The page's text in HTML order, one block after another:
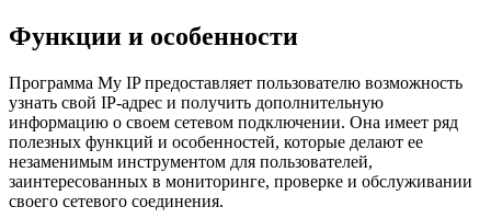
Функции и особенности
Программа My IP предоставляет пользователю возможность
узнать свой IP-адрес и получить дополнительную
информацию о своем сетевом подключении. Она имеет ряд
полезных функций и особенностей, которые делают ее
незаменимым инструментом для пользователей,
заинтересованных в мониторинге, проверке и обслуживании
своего сетевого соединения.